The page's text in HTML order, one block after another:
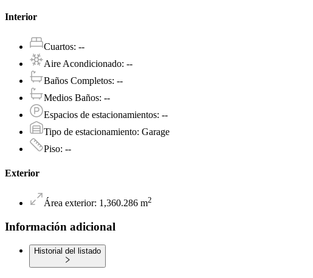
Interior
Cuartos: --
Aire Acondicionado: --
Baños Completos: --
Medios Baños: --
Espacios de estacionamientos: --
Tipo de estacionamiento: Garage
Piso: --
Exterior
Área exterior: 1,360.286 m2
Información adicional
Historial del listado